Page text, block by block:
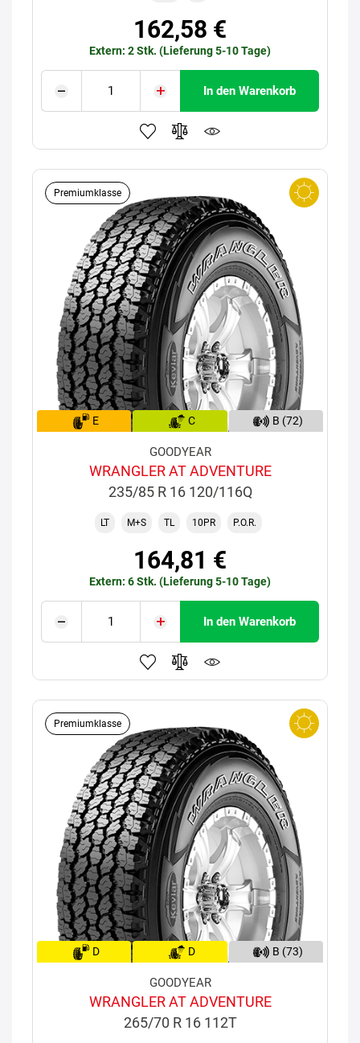
162,58 €
Extern: 2 Stk. (Lieferung 5-10 Tage)
In den Warenkorb
Premiumklasse
E C B (72)
GOODYEAR
WRANGLER AT ADVENTURE
235/85 R 16 120/116Q
LT M+S TL 10PR P.O.R.
164,81 €
Extern: 6 Stk. (Lieferung 5-10 Tage)
In den Warenkorb
Premiumklasse
D D B (73)
GOODYEAR
WRANGLER AT ADVENTURE
265/70 R 16 112T